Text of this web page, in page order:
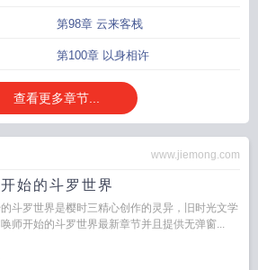
第98章 云来客栈
第100章 以身相许
查看更多章节...
www.jiemong.com
始的斗罗世界
斗罗世界是樱时三精心创作的灵异，旧时光文学
师开始的斗罗世界最新章节并且提供无弹窗...